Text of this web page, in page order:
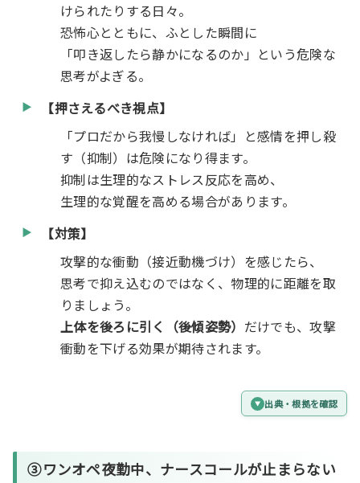
けられたりする日々。
恐怖心とともに、ふとした瞬間に
「叩き返したら静かになるのか」という危険な
思考がよぎる。
【押さえるべき視点】
「プロだから我慢しなければ」と感情を押し殺
す（抑制）は危険になり得ます。
抑制は生理的なストレス反応を高め、
生理的な覚醒を高める場合があります。
【対策】
攻撃的な衝動（接近動機づけ）を感じたら、
思考で抑え込むのではなく、物理的に距離を取
りましょう。
上体を後ろに引く（後傾姿勢） だけでも、攻撃
衝動を下げる効果が期待されます。
出典・根拠を確認
③ワンオペ夜勤中、ナースコールが止まらない